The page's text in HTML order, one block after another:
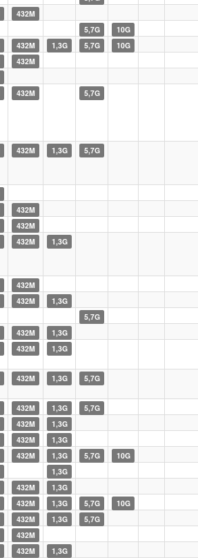
432M
5,7G 10G
432M 1,3G 5,7G 10G
432M
432M 5,7G
432M 1,3G 5,7G
432M
432M
432M 1,3G
432M
432M 1,3G
5,7G
432M 1,3G
432M 1,3G
432M 1,3G 5,7G
432M 1,3G 5,7G
432M 1,3G
432M 1,3G
432M 1,3G 5,7G 10G
1,3G
432M 1,3G
432M 1,3G 5,7G 10G
432M 1,3G 5,7G
432M
432M 1,3G